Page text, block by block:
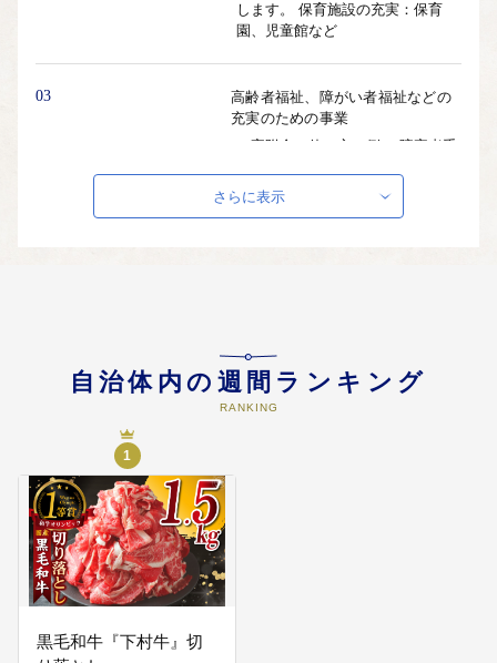
します。 保育施設の充実：保育
園、児童館など
03
高齢者福祉、障がい者福祉などの
充実のための事業
（寄附金の使い方の例） 障害者手
を支給します。 特殊詐欺等被害防
止対策機器購入費補助：高齢者の
ため費用の一部を補助します。
（寄附金の使い方の例） アフター
スクール事業：小学校高学年を対
象に放課後の自主的な学習、各種
05
さらに表示
自治体内の週間ランキング
RANKING
1
黒毛和牛『下村牛』切